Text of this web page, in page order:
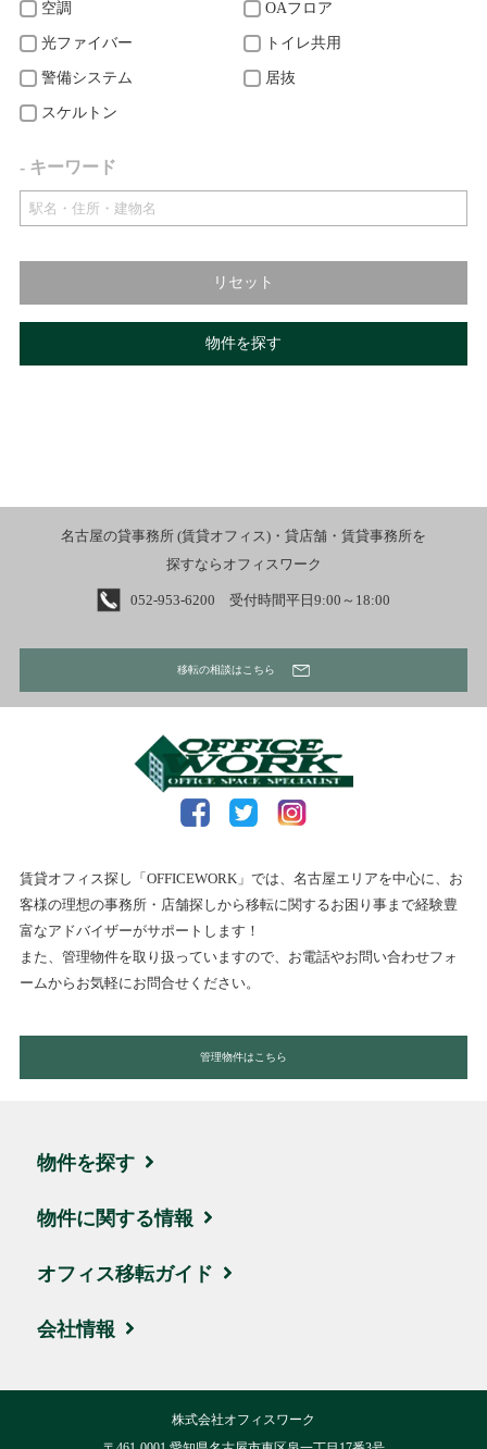
空調 OAフロア
光ファイバー トイレ共用
警備システム 居抜
スケルトン
- キーワード
リセット
物件を探す
名古屋の貸事務所 (賃貸オフィス)・貸店舗・賃貸事務所を
探すならオフィスワーク
052-953-6200 受付時間平日9:00～18:00
移転の相談はこちら
賃貸オフィス探し「OFFICEWORK」では、名古屋エリアを中心に、お
客様の理想の事務所・店舗探しから移転に関するお困り事まで経験豊
富なアドバイザーがサポートします！
また、管理物件を取り扱っていますので、お電話やお問い合わせフォ
ームからお気軽にお問合せください。
管理物件はこちら
物件を探す
エリア・住所から探す
駅名・沿線から探す
地図から探す
ハイグレード物件
物件に関する情報
ブログ
取引実績・お客様の声
オフィス移転ガイド
お引越しの流れ
移転費用について
会社情報
株式会社オフィスワーク